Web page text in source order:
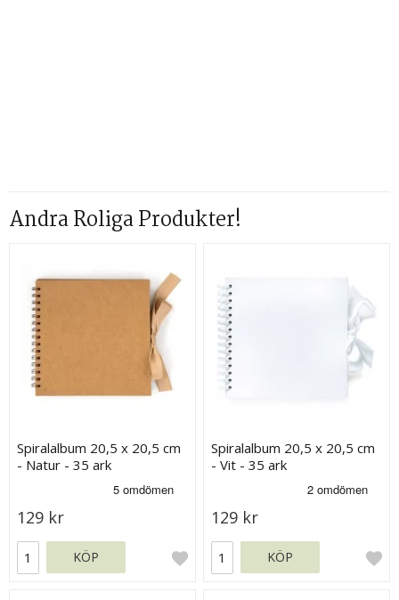
Andra Roliga Produkter!
Spiralalbum 20,5 x 20,5 cm
- Natur - 35 ark
129 kr
KÖP
Spiralalbum 20,5 x 20,5 cm
- Vit - 35 ark
129 kr
KÖP